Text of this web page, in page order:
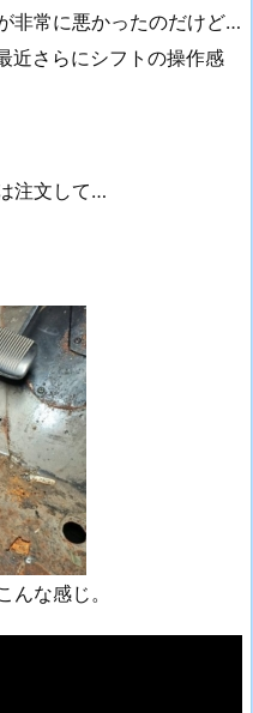
非常に悪かったのだけど…
近さらにシフトの操作感
注文して…
な感じ。